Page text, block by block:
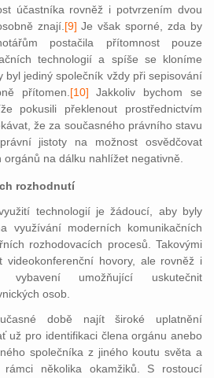
účastníka rovněž i potvrzením dvou
znají. [9] Je však sporné, zda by
postačila přítomnost pouze
technologií a spíše se kloníme
byl jediný společník vždy při sepisování
přítomen. [10] Jakkoliv bychom se
pokusili překlenout prostřednictvím
že za současného právního stavu
jistoty na možnost osvědčovat
na dálku nahlížet negativně.
rozhodnutí
technologií je žádoucí, aby byly
využívání moderních komunikačních
rozhodovacích procesů. Takovými
videokonferenční hovory, ale rovněž i
vybavení umožňující uskutečnit
osob.
době najít široké uplatnění
už pro identifikaci člena orgánu anebo
společníka z jiného koutu světa a
několika okamžiků. S rostoucí